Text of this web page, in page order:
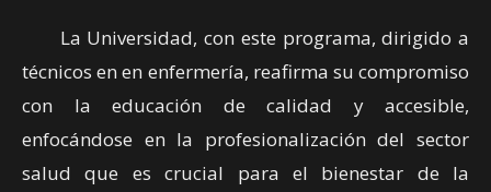
La Universidad, con este programa, dirigido a
técnicos en en enfermería, reafirma su compromiso
con la educación de calidad y accesible,
enfocándose en la profesionalización del sector
salud que es crucial para el bienestar de la